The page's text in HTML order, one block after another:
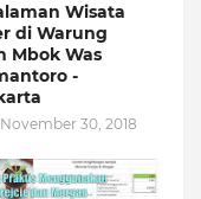
Wisata
di Warung
Mbok Was
-
30, 2018